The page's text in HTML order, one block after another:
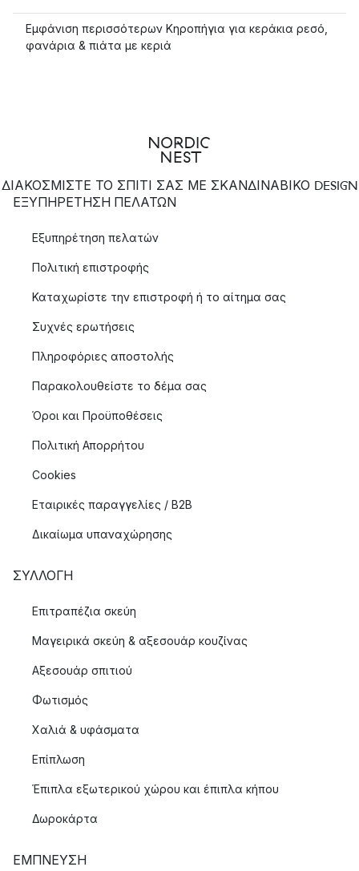
Εμφάνιση περισσότερων Κηροπήγια για κεράκια ρεσό,
φανάρια & πιάτα με κεριά
ΔΙΑΚΟΣΜΙΣΤΕ ΤΟ ΣΠΙΤΙ ΣΑΣ ΜΕ ΣΚΑΝΔΙΝΑΒΙΚΟ DESIGN
ΕΞΥΠΗΡΈΤΗΣΗ ΠΕΛΑΤΏΝ
Εξυπηρέτηση πελατών
Πολιτική επιστροφής
Καταχωρίστε την επιστροφή ή το αίτημα σας
Συχνές ερωτήσεις
Πληροφόριες αποστολής
Παρακολουθείστε το δέμα σας
Όροι και Προϋποθέσεις
Πολιτική Απορρήτου
Cookies
Εταιρικές παραγγελίες / B2B
Δικαίωμα υπαναχώρησης
ΣΥΛΛΟΓΉ
Επιτραπέζια σκεύη
Μαγειρικά σκεύη & αξεσουάρ κουζίνας
Αξεσουάρ σπιτιού
Φωτισμός
Χαλιά & υφάσματα
Επίπλωση
Έπιπλα εξωτερικού χώρου και έπιπλα κήπου
Δωροκάρτα
ΈΜΠΝΕΥΣΗ